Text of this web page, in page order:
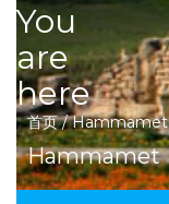
You
are
here
首页 / Hammamet
Hammamet